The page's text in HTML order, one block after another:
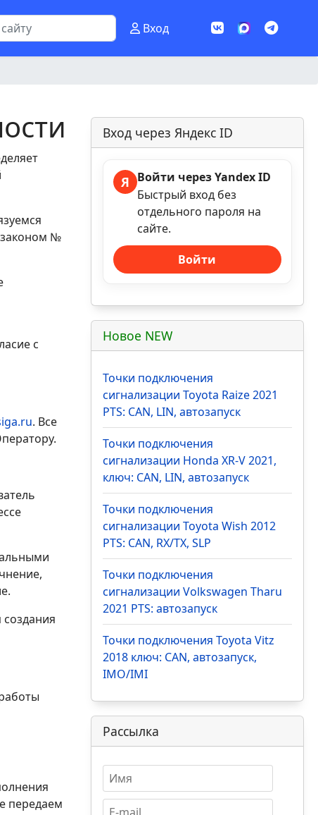
Вход
№
с
. Все
передаем
Вход через Яндекс ID
Я Войти через Yandex ID
Быстрый вход без
отдельного пароля на
сайте.
Войти
Новое NEW
Точки подключения
сигнализации Toyota Raize 2021
PTS: CAN, LIN, автозапуск
Точки подключения
сигнализации Honda XR-V 2021,
ключ: CAN, LIN, автозапуск
Точки подключения
сигнализации Toyota Wish 2012
PTS: CAN, RX/TX, SLP
Точки подключения
сигнализации Volkswagen Tharu
2021 PTS: автозапуск
Точки подключения Toyota Vitz
2018 ключ: CAN, автозапуск,
IMO/IMI
Рассылка